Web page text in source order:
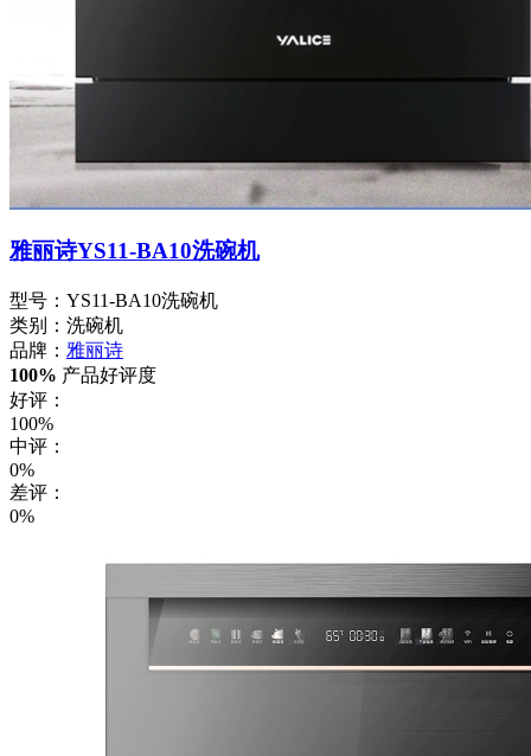
雅丽诗YS11-BA10洗碗机
型号：YS11-BA10洗碗机
类别：洗碗机
品牌： 雅丽诗
100% 产品好评度
好评：
100%
中评：
0%
差评：
0%